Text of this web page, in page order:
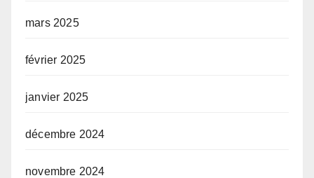
mars 2025
février 2025
janvier 2025
décembre 2024
novembre 2024